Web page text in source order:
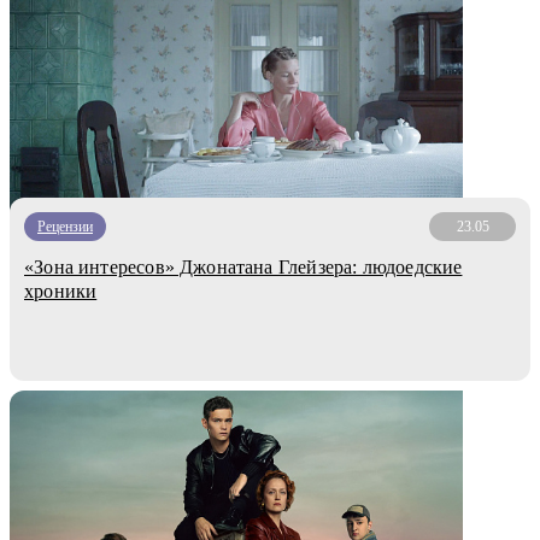
Рецензии 23.05
«Зона интересов» Джонатана Глейзера: людоедские
хроники